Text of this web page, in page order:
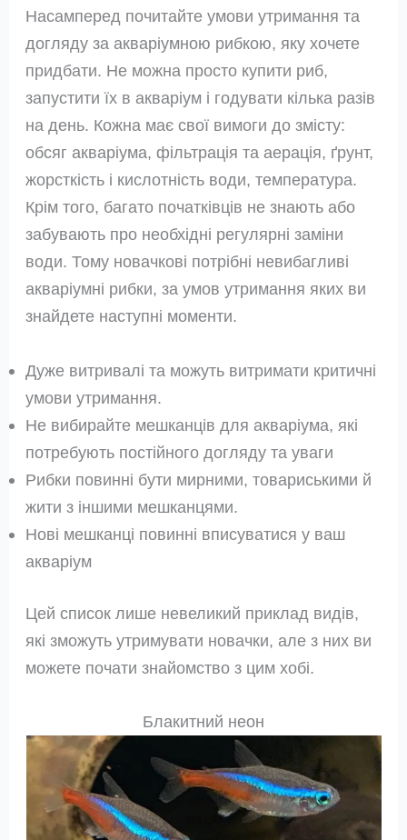
Насамперед почитайте умови утримання та
догляду за акваріумною рибкою, яку хочете
придбати. Не можна просто купити риб,
запустити їх в акваріум і годувати кілька разів
на день. Кожна має свої вимоги до змісту:
обсяг акваріума, фільтрація та аерація, ґрунт,
жорсткість і кислотність води, температура.
Крім того, багато початківців не знають або
забувають про необхідні регулярні заміни
води. Тому новачкові потрібні невибагливі
акваріумні рибки, за умов утримання яких ви
знайдете наступні моменти.
Дуже витривалі та можуть витримати критичні
умови утримання.
Не вибирайте мешканців для акваріума, які
потребують постійного догляду та уваги
Рибки повинні бути мирними, товариськими й
жити з іншими мешканцями.
Нові мешканці повинні вписуватися у ваш
акваріум
Цей список лише невеликий приклад видів,
які зможуть утримувати новачки, але з них ви
можете почати знайомство з цим хобі.
Блакитний неон